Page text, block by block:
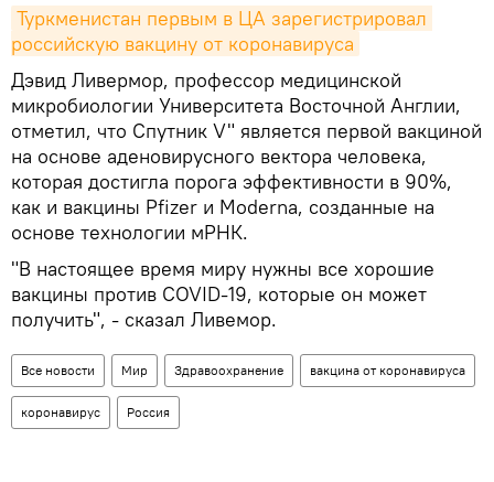
Туркменистан первым в ЦА зарегистрировал
российскую вакцину от коронавируса
Дэвид Ливермор, профессор медицинской
микробиологии Университета Восточной Англии,
отметил, что Спутник V" является первой вакциной
на основе аденовирусного вектора человека,
которая достигла порога эффективности в 90%,
как и вакцины Pfizer и Moderna, созданные на
основе технологии мРНК.
"В настоящее время миру нужны все хорошие
вакцины против COVID-19, которые он может
получить", - сказал Ливемор.
Все новости Мир Здравоохранение вакцина от коронавируса
коронавирус Россия